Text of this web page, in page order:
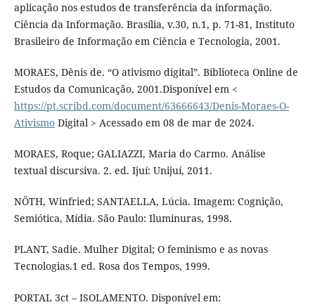
aplicação nos estudos de transferência da informação.
Ciência da Informação. Brasília, v.30, n.1, p. 71-81, Instituto
Brasileiro de Informação em Ciência e Tecnologia, 2001.
MORAES, Dênis de. “O ativismo digital”. Biblioteca Online de
Estudos da Comunicação, 2001.Disponível em <
https://pt.scribd.com/document/63666643/Denis-Moraes-O-
AtivismoDigital > Acessado em 08 de mar de 2024.
MORAES, Roque; GALIAZZI, Maria do Carmo. Análise
textual discursiva. 2. ed. Ijuí: Unijuí, 2011.
NÖTH, Winfried; SANTAELLA, Lúcia. Imagem: Cognição,
Semiótica, Mídia. São Paulo: Iluminuras, 1998.
PLANT, Sadie. Mulher Digital; O feminismo e as novas
Tecnologias.1 ed. Rosa dos Tempos, 1999.
PORTAL 3ct – ISOLAMENTO. Disponível em: